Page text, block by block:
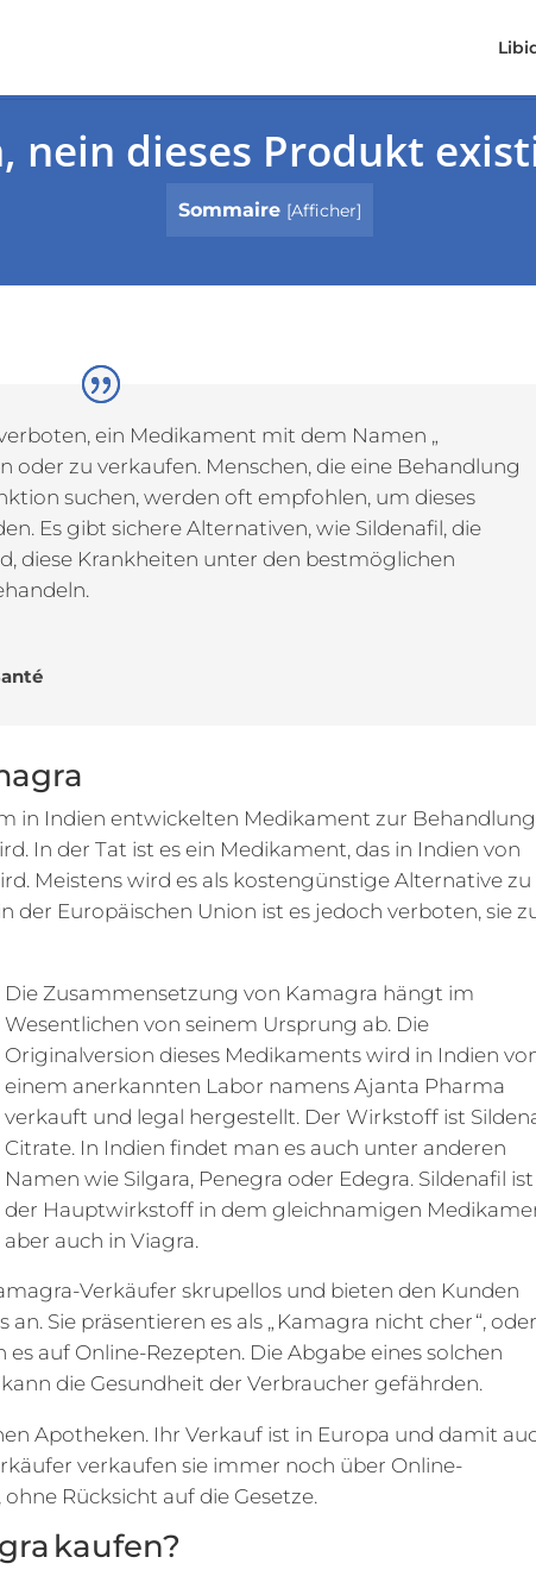
nein dieses Produkt
Sommaire [Afficher]
ein Medikament mit dem Namen „
oder zu verkaufen. Menschen, die eine Behandlung
suchen, werden oft empfohlen, um dieses
Es gibt sichere Alternativen, wie Sildenafil, die
diese Krankheiten unter den bestmöglichen
in Indien entwickelten Medikament zur Behandlung
In der Tat ist es ein Medikament, das in Indien von
Meistens wird es als kostengünstige Alternative zu
der Europäischen Union ist es jedoch verboten, sie
Die Zusammensetzung von Kamagra hängt im
Wesentlichen von seinem Ursprung ab. Die
Originalversion dieses Medikaments wird in Indien
einem anerkannten Labor namens Ajanta Pharma
verkauft und legal hergestellt. Der Wirkstoff ist
Citrate. In Indien findet man es auch unter anderen
Namen wie Silgara, Penegra oder Edegra. Sildenafil ist
der Hauptwirkstoff in dem gleichnamigen
aber auch in Viagra.
Verkäufer skrupellos und bieten den Kunden
Sie präsentieren es als „ Kamagra nicht cher “, oder
es auf Online-Rezepten. Die Abgabe eines solchen
die Gesundheit der Verbraucher gefährden.
Apotheken. Ihr Verkauf ist in Europa und damit
verkaufen sie immer noch über Online-
Rücksicht auf die Gesetze.
kaufen?